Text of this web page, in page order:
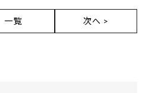
一覧 次へ >